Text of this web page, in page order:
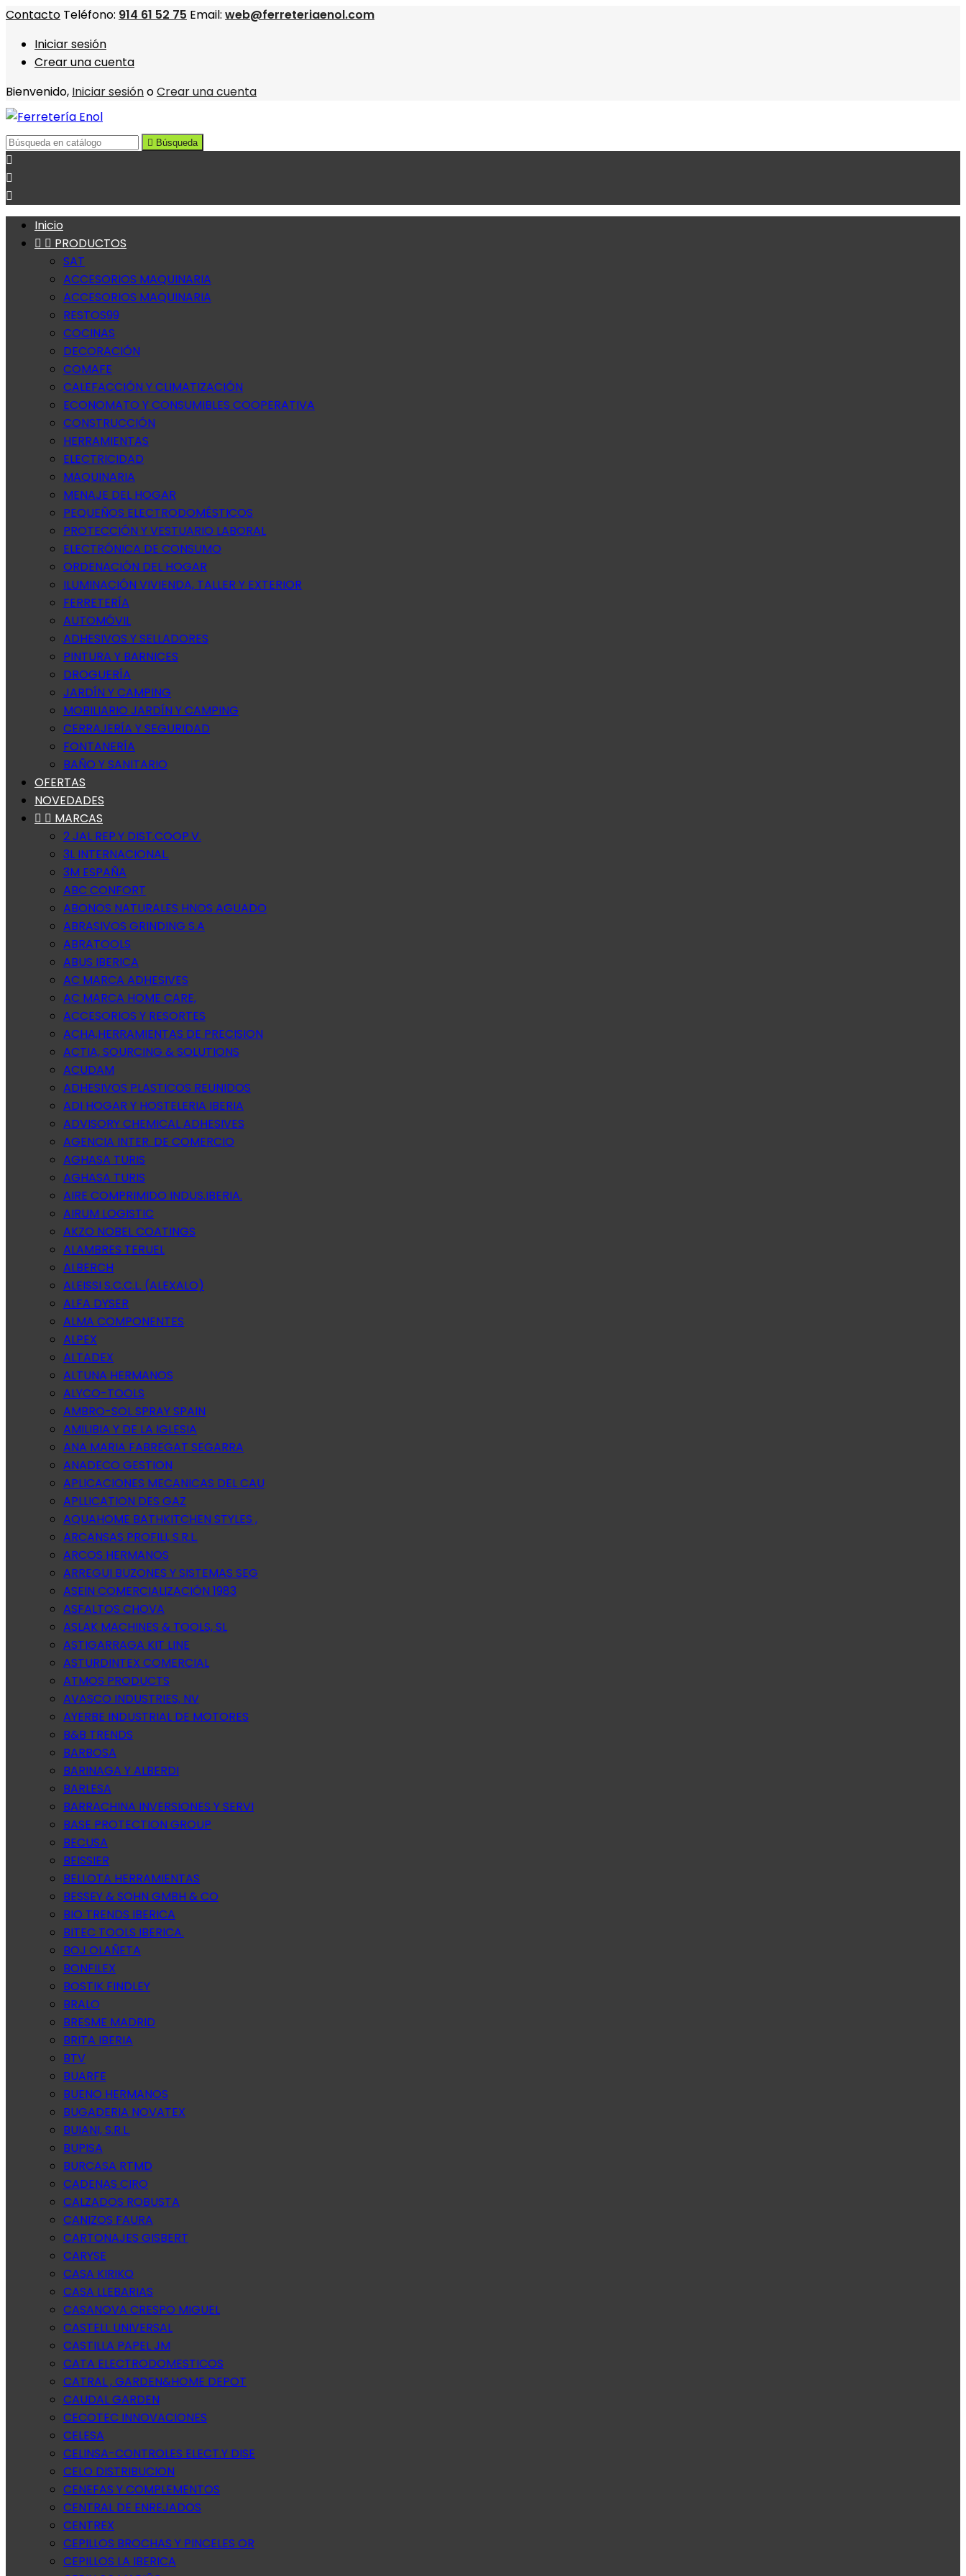
Contacto Teléfono: 914 61 52 75 Email: web@ferreteriaenol.com
Iniciar sesión
Crear una cuenta
Bienvenido, Iniciar sesiónoCrear una cuenta
 Búsqueda



Inicio
  PRODUCTOS
SAT
ACCESORIOS MAQUINARIA
ACCESORIOS MAQUINARIA
RESTOS99
COCINAS
DECORACIÓN
COMAFE
CALEFACCIÓN Y CLIMATIZACIÓN
ECONOMATO Y CONSUMIBLES COOPERATIVA
CONSTRUCCIÓN
HERRAMIENTAS
ELECTRICIDAD
MAQUINARIA
MENAJE DEL HOGAR
PEQUEÑOS ELECTRODOMÉSTICOS
PROTECCIÓN Y VESTUARIO LABORAL
ELECTRÓNICA DE CONSUMO
ORDENACIÓN DEL HOGAR
ILUMINACIÓN VIVIENDA, TALLER Y EXTERIOR
FERRETERÍA
AUTOMÓVIL
ADHESIVOS Y SELLADORES
PINTURA Y BARNICES
DROGUERÍA
JARDÍN Y CAMPING
MOBILIARIO JARDÍN Y CAMPING
CERRAJERÍA Y SEGURIDAD
FONTANERÍA
BAÑO Y SANITARIO
OFERTAS
NOVEDADES
  MARCAS
2 JAL REP.Y DIST.COOP.V.
3L INTERNACIONAL.
3M ESPAÑA
ABC CONFORT
ABONOS NATURALES HNOS AGUADO
ABRASIVOS GRINDING S.A
ABRATOOLS
ABUS IBERICA
AC MARCA ADHESIVES
AC MARCA HOME CARE,
ACCESORIOS Y RESORTES
ACHA,HERRAMIENTAS DE PRECISION
ACTIA, SOURCING & SOLUTIONS
ACUDAM
ADHESIVOS PLASTICOS REUNIDOS
ADI HOGAR Y HOSTELERIA IBERIA
ADVISORY CHEMICAL ADHESIVES
AGENCIA INTER. DE COMERCIO
AGHASA TURIS
AGHASA TURIS
AIRE COMPRIMIDO INDUS.IBERIA.
AIRUM LOGISTIC
AKZO NOBEL COATINGS
ALAMBRES TERUEL
ALBERCH
ALEISSI S.C.C.L. (ALEXALO)
ALFA DYSER
ALMA COMPONENTES
ALPEX
ALTADEX
ALTUNA HERMANOS
ALYCO-TOOLS
AMBRO-SOL SPRAY SPAIN
AMILIBIA Y DE LA IGLESIA
ANA MARIA FABREGAT SEGARRA
ANADECO GESTION
APLICACIONES MECANICAS DEL CAU
APLLICATION DES GAZ
AQUAHOME BATHKITCHEN STYLES ,
ARCANSAS PROFILI, S.R.L.
ARCOS HERMANOS
ARREGUI BUZONES Y SISTEMAS SEG
ASEIN COMERCIALIZACIÓN 1983
ASFALTOS CHOVA
ASLAK MACHINES & TOOLS, SL
ASTIGARRAGA KIT LINE
ASTURDINTEX COMERCIAL
ATMOS PRODUCTS
AVASCO INDUSTRIES, NV
AYERBE INDUSTRIAL DE MOTORES
B&B TRENDS
BARBOSA
BARINAGA Y ALBERDI
BARLESA
BARRACHINA INVERSIONES Y SERVI
BASE PROTECTION GROUP
BECUSA
BEISSIER
BELLOTA HERRAMIENTAS
BESSEY & SOHN GMBH & CO
BIO TRENDS IBERICA
BITEC TOOLS IBERICA.
BOJ OLAÑETA
BONFILEX
BOSTIK FINDLEY
BRALO
BRESME MADRID
BRITA IBERIA
BTV
BUARFE
BUENO HERMANOS
BUGADERIA NOVATEX
BUIANI, S.R.L.
BUPISA
BURCASA RTMD
CADENAS CIRO
CALZADOS ROBUSTA
CANIZOS FAURA
CARTONAJES GISBERT
CARYSE
CASA KIRIKO
CASA LLEBARIAS
CASANOVA CRESPO MIGUEL
CASTELL UNIVERSAL
CASTILLA PAPEL JM
CATA ELECTRODOMESTICOS
CATRAL , GARDEN&HOME DEPOT
CAUDAL GARDEN
CECOTEC INNOVACIONES
CELESA
CELINSA-CONTROLES ELECT.Y DISE
CELO DISTRIBUCION
CENEFAS Y COMPLEMENTOS
CENTRAL DE ENREJADOS
CENTREX
CEPILLOS BROCHAS Y PINCELES OR
CEPILLOS LA IBERICA